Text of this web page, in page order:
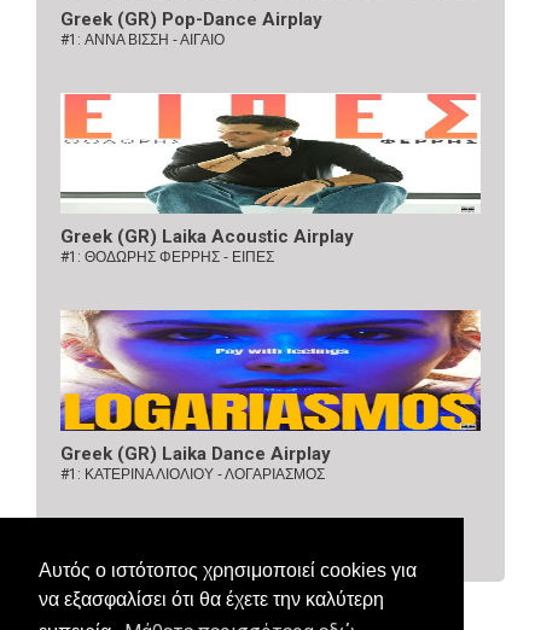
Αυτός ο ιστότοπος χρησιμοποιεί cookies για
να εξασφαλίσει ότι θα έχετε την καλύτερη
Greek (GR) Pop-Dance Airplay
#1: ΑΝΝΑ ΒΙΣΣΗ - ΑΙΓΑΙΟ
Greek (GR) Laika Acoustic Airplay
#1: ΘΟΔΩΡΗΣ ΦΕΡΡΗΣ - ΕΙΠΕΣ
Greek (GR) Laika Dance Airplay
#1: ΚΑΤΕΡΙΝΑ ΛΙΟΛΙΟΥ - ΛΟΓΑΡΙΑΣΜΟΣ